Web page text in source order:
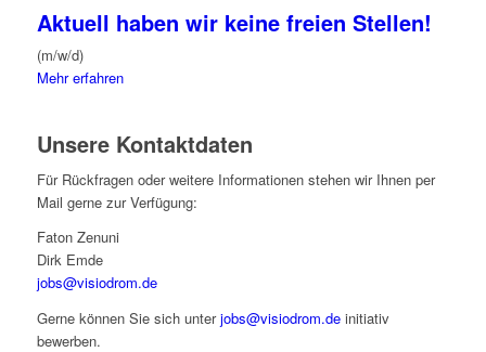
Aktuell haben wir keine freien Stellen!
(m/w/d)
Mehr erfahren
Unsere Kontaktdaten
Für Rückfragen oder weitere Informationen stehen wir Ihnen per
Mail gerne zur Verfügung:
Faton Zenuni
Dirk Emde
jobs@visiodrom.de
Gerne können Sie sich unterjobs@visiodrom.deinitiativ
bewerben.